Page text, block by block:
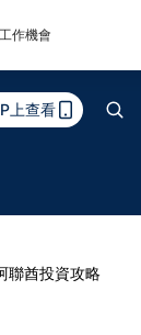
工作機會
上查看
聯酋投資攻略